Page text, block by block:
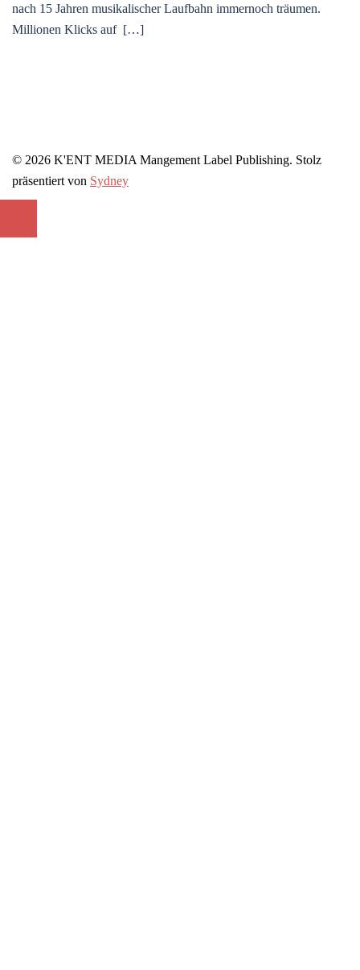
nach 15 Jahren musikalischer Laufbahn immernoch träumen.
Millionen Klicks auf […]
© 2026 K'ENT MEDIA Mangement Label Publishing. Stolz
präsentiert von Sydney